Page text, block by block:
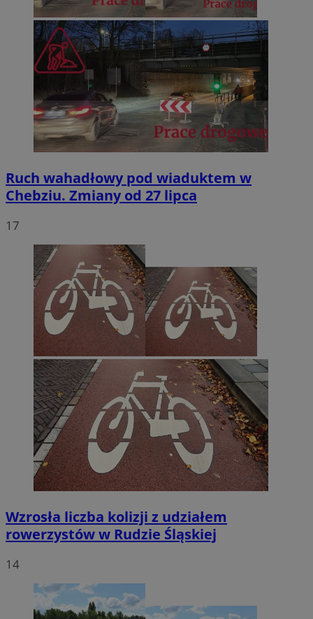
Ruch wahadłowy pod wiaduktem w
Chebziu. Zmiany od 27 lipca
17
Wzrosła liczba kolizji z udziałem
rowerzystów w Rudzie Śląskiej
14